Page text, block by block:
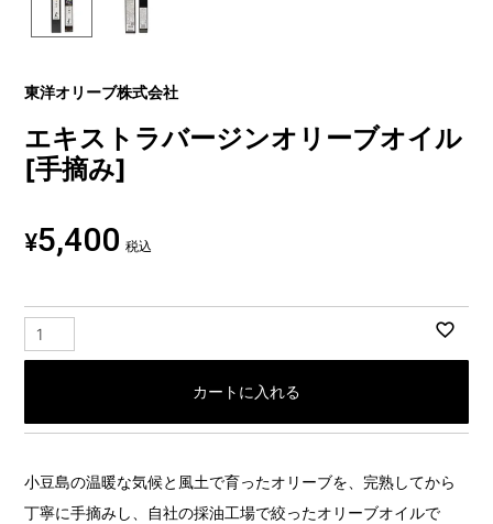
東洋オリーブ株式会社
エキストラバージンオリーブオイル
[手摘み]
¥5,400 税込
カートに入れる
小豆島の温暖な気候と風土で育ったオリーブを、完熟してから
丁寧に手摘みし、自社の採油工場で絞ったオリーブオイルで